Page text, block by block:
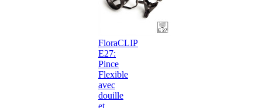
FloraCLIP
E27:
Pince
Flexible
avec
douille
et…